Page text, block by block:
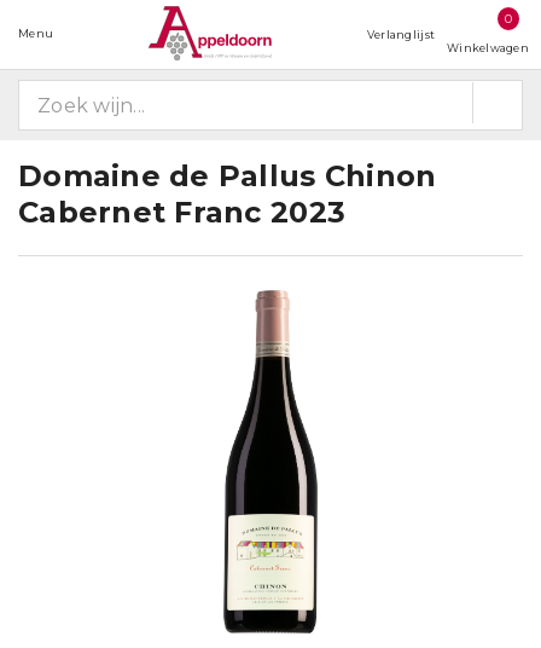
Menu Verlanglijst
0
Winkelwagen
Domaine de Pallus Chinon
Cabernet Franc 2023